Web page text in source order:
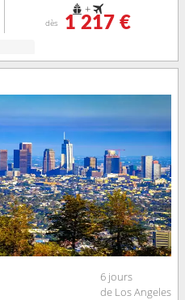
+
dès 1 217 €
6 jours
de Los Angeles